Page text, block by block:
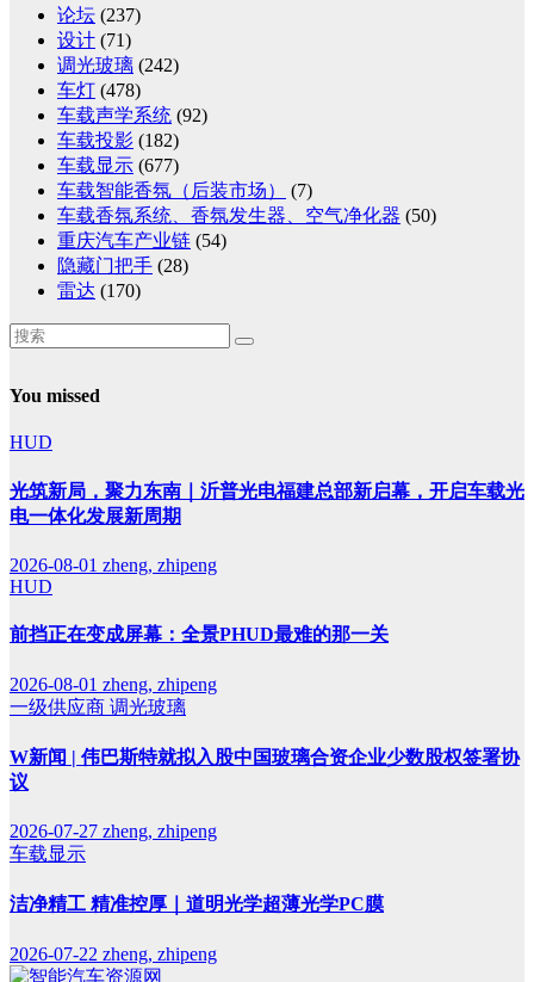
论坛 (237)
设计 (71)
调光玻璃 (242)
车灯 (478)
车载声学系统 (92)
车载投影 (182)
车载显示 (677)
车载智能香氛（后装市场）
(7)
车载香氛系统、香氛发生器、空气净化器 (50)
重庆汽车产业链 (54)
隐藏门把手 (28)
雷达 (170)
You missed
HUD
光筑新局，聚力东南｜沂普光电福建总部新启幕，开启车载光
电一体化发展新周期
2026-08-01 zheng, zhipeng
HUD
前挡正在变成屏幕：全景PHUD最难的那一关
2026-08-01 zheng, zhipeng
一级供应商 调光玻璃
W新闻 | 伟巴斯特就拟入股中国玻璃合资企业少数股权签署协
议
2026-07-27 zheng, zhipeng
车载显示
洁净精工 精准控厚｜道明光学超薄光学PC膜
2026-07-22 zheng, zhipeng